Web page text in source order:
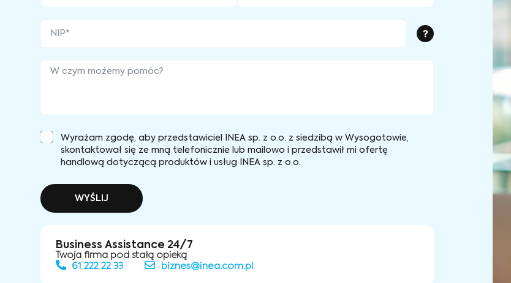
?
Wyrażam zgodę, aby przedstawiciel INEA sp. z o.o. z siedzibą w Wysogotowie,
skontaktował się ze mną telefonicznie lub mailowo i przedstawił mi ofertę
handlową dotyczącą produktów i usług INEA sp. z o.o.
WYŚLIJ
Business Assistance 24/7
Twoja firma pod stałą opieką
61 222 22 33
biznes@inea.com.pl